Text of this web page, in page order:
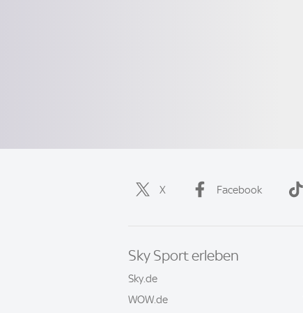
X Facebook
Sky Sport erleben
Sky.de
WOW.de